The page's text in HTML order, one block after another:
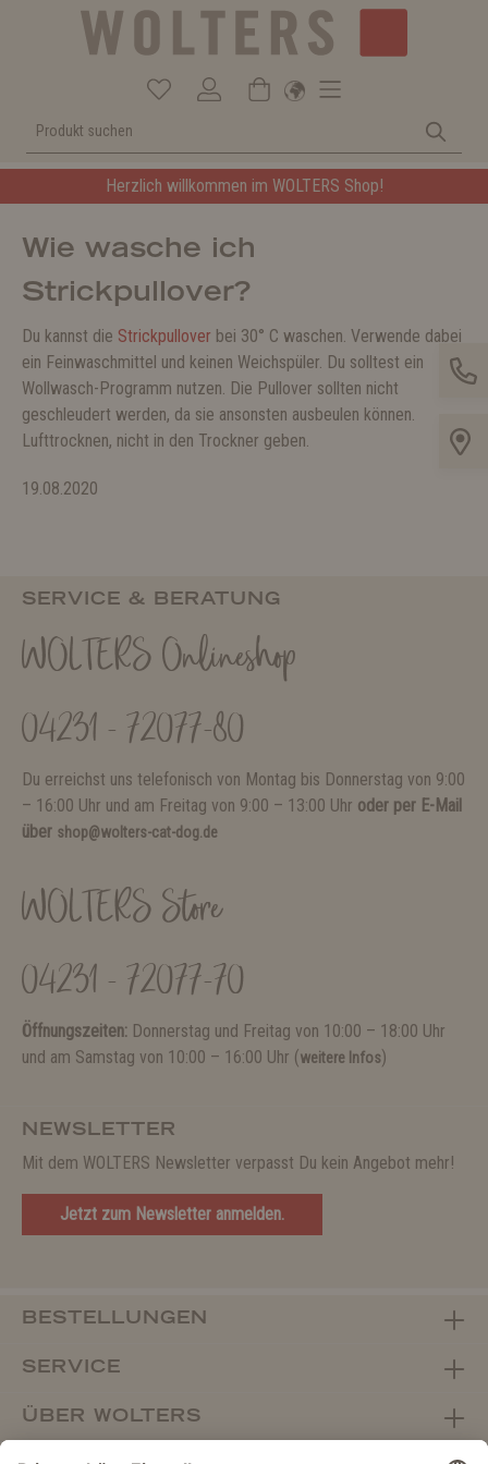
Herzlich willkommen im WOLTERS Shop!
Wie wasche ich
Strickpullover?
Du kannst die Strickpullover bei 30° C waschen. Verwende dabei
ein Feinwaschmittel und keinen Weichspüler. Du solltest ein
Wollwasch-Programm nutzen. Die Pullover sollten nicht
geschleudert werden, da sie ansonsten ausbeulen können.
Lufttrocknen, nicht in den Trockner geben.
19.08.2020
SERVICE & BERATUNG
WOLTERS Onlineshop
04231 - 72077-80
Du erreichst uns telefonisch von Montag bis Donnerstag von 9:00
– 16:00 Uhr und am Freitag von 9:00 – 13:00 Uhr oder per E-Mail
über shop@wolters-cat-dog.de
WOLTERS Store
04231 - 72077-70
Öffnungszeiten: Donnerstag und Freitag von 10:00 – 18:00 Uhr
und am Samstag von 10:00 – 16:00 Uhr (weitere Infos)
NEWSLETTER
Mit dem WOLTERS Newsletter verpasst Du kein Angebot mehr!
Jetzt zum Newsletter anmelden.
BESTELLUNGEN
SERVICE
ÜBER WOLTERS